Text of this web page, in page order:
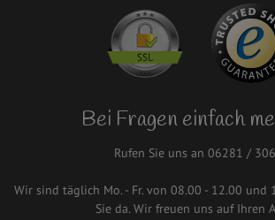
Bei Fragen einfach
Rufen Sie uns an 06281 /
Wir sind täglich Mo. - Fr. von 08.00 - 12.00 und
Sie da. Wir freuen uns auf Ihren